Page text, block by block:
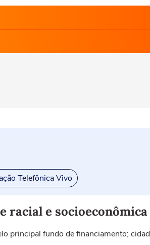
Telefônica Vivo
e socioeconômica
principal fundo de financiamento;